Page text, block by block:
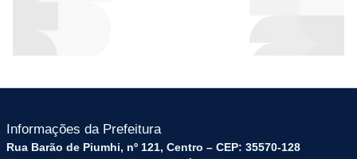
Informações da Prefeitura
Rua Barão de Piumhi, nº 121, Centro – CEP: 35570-128